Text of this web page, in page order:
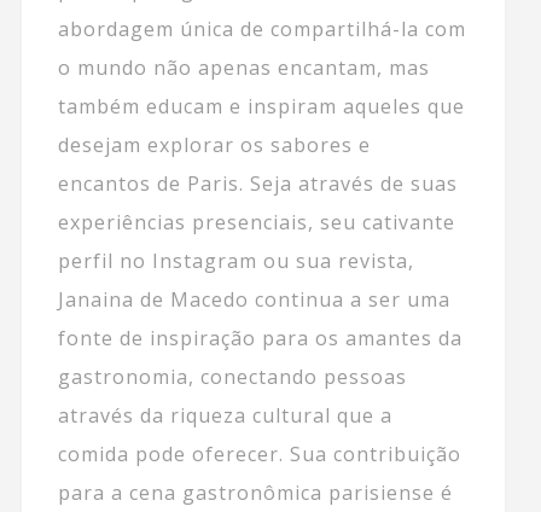
abordagem única de compartilhá-la com
o mundo não apenas encantam, mas
também educam e inspiram aqueles que
desejam explorar os sabores e
encantos de Paris. Seja através de suas
experiências presenciais, seu cativante
perfil no Instagram ou sua revista,
Janaina de Macedo continua a ser uma
fonte de inspiração para os amantes da
gastronomia, conectando pessoas
através da riqueza cultural que a
comida pode oferecer. Sua contribuição
para a cena gastronômica parisiense é